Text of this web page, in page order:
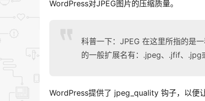
WordPress对JPEG图片的压缩质量。
科普一下：JPEG 在这里所指的是
的一般扩展名有：.jpeg、.jfif、.jpg
WordPress提供了 jpeg_quality 钩子，以便